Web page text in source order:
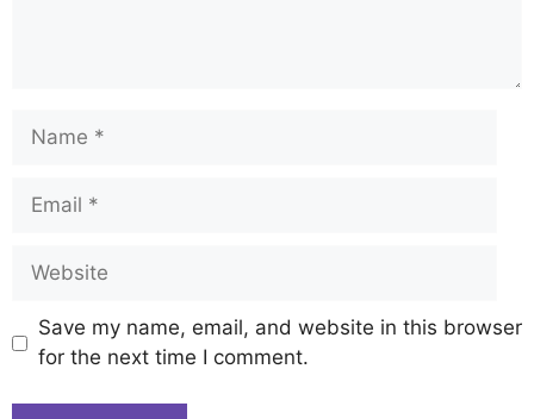
Save my name, email, and website in this browser
for the next time I comment.